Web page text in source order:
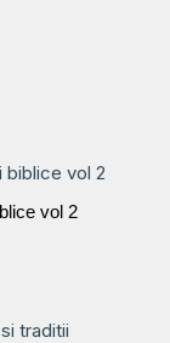
vol 2